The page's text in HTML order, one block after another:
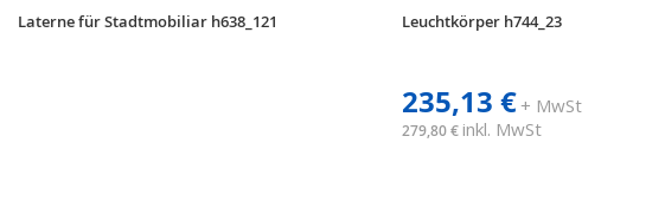
Laterne für Stadtmobiliar h638_121 Leuchtkörper h744_23
235,13 €+ MwSt
279,80 € inkl. MwSt